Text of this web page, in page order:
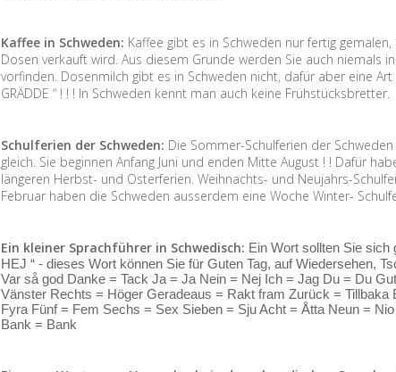
Kaffee in Schweden: Kaffee gibt es in Schweden nur fertig
Dosen verkauft wird. Aus diesem Grunde werden Sie auch niemals
vorfinden. Dosenmilch gibt es in Schweden nicht, dafür aber eine Art
GRÄDDE “ ! ! ! In Schweden kennt man auch keine Frühstücksbretter.
Schulferien der Schweden: Die Sommer-Schulferien der
gleich. Sie beginnen Anfang Juni und enden Mitte August ! ! Dafür
längeren Herbst- und Osterferien. Weihnachts- und Neujahrs-
Februar haben die Schweden ausserdem eine Woche Winter-
Ein kleiner Sprachführer in Schwedisch: Ein Wort sollten Sie sich
HEJ “ - dieses Wort können Sie für Guten Tag, auf Wiedersehen,
Var så god Danke = Tack Ja = Ja Nein = Nej Ich = Jag Du = Du
Vänster Rechts = Höger Geradeaus = Rakt fram Zurück = Tillbaka
Fyra Fünf = Fem Sechs = Sex Sieben = Sju Acht = Åtta Neun =
Bank = Bank